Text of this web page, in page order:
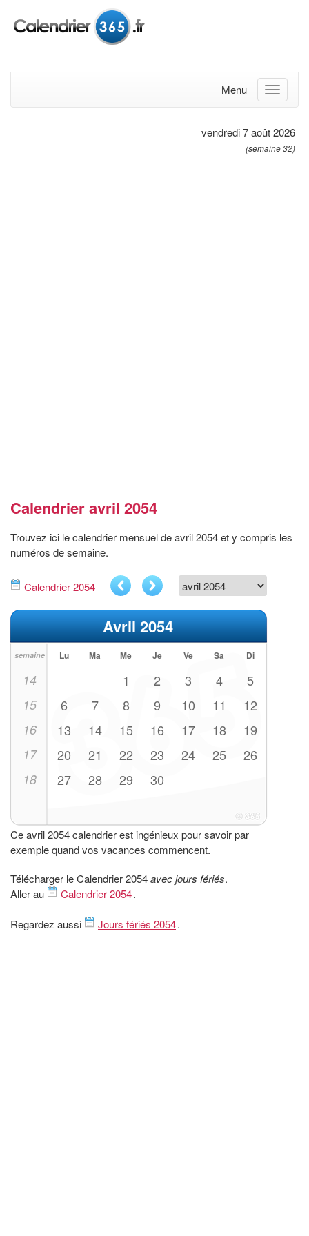
Menu
vendredi 7 août 2026
(semaine 32)
Calendrier avril 2054
Trouvez ici le calendrier mensuel de avril 2054 et y compris les
numéros de semaine.
Calendrier 2054
Avril 2054
semaine Lu Ma Me Je Ve Sa Di
14 1 2 3 4 5
15 6 7 8 9 10 11 12
16 13 14 15 16 17 18 19
17 20 21 22 23 24 25 26
18 27 28 29 30
Ce avril 2054 calendrier est ingénieux pour savoir par
exemple quand vos vacances commencent.
Télécharger le Calendrier 2054avec jours fériés.
Aller au
Calendrier 2054.
Regardez aussi Jours fériés 2054.